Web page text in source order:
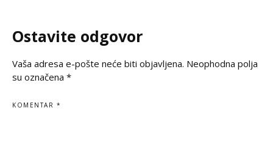
Ostavite odgovor
Vaša adresa e-pošte neće biti objavljena. Neophodna polja
su označena *
KOMENTAR *